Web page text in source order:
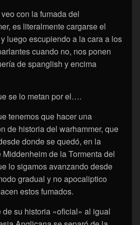
con la fumada del
es literalmente cargarse el
luego escupiendo a la cara a los
cuando no, nos ponen
de spanglish y encima
se lo metan por el….
tenemos que hacer una
de historia del warhammer, que
donde se quedó, en la
Middenheim de la Tormenta del
lo sigamos avanzando desde
gradual y no apocaliptico
estos fumados.
de su historia «oficial» al igual